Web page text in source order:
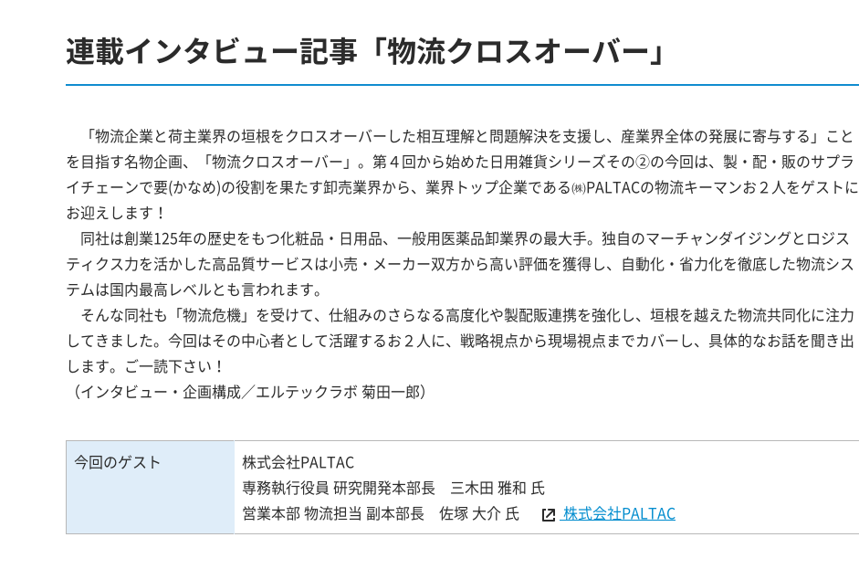
連載インタビュー記事「物流クロスオーバー」
「物流企業と荷主業界の垣根をクロスオーバーした相互理解と問題解決を支援し、産業界全体の発展に寄与する」こと
を目指す名物企画、「物流クロスオーバー」。第４回から始めた日用雑貨シリーズその②の今回は、製・配・販のサプラ
イチェーンで要(かなめ)の役割を果たす卸売業界から、業界トップ企業である㈱PALTACの物流キーマンお２人をゲストに
お迎えします！
同社は創業125年の歴史をもつ化粧品・日用品、一般用医薬品卸業界の最大手。独自のマーチャンダイジングとロジス
ティクス力を活かした高品質サービスは小売・メーカー双方から高い評価を獲得し、自動化・省力化を徹底した物流シス
テムは国内最高レベルとも言われます。
そんな同社も「物流危機」を受けて、仕組みのさらなる高度化や製配販連携を強化し、垣根を越えた物流共同化に注力
してきました。今回はその中心者として活躍するお２人に、戦略視点から現場視点までカバーし、具体的なお話を聞き出
します。ご一読下さい！
（インタビュー・企画構成／エルテックラボ 菊田一郎）
今回のゲスト
株式会社PALTAC
専務執行役員 研究開発本部長 三木田 雅和 氏
営業本部 物流担当 副本部長 佐塚 大介 氏
株式会社PALTAC